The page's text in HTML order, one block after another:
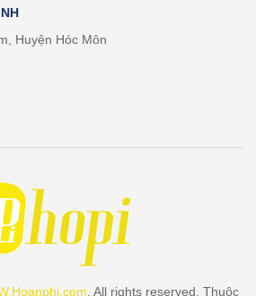
Huyện Hóc Môn
. All rights reserved. Thuộc